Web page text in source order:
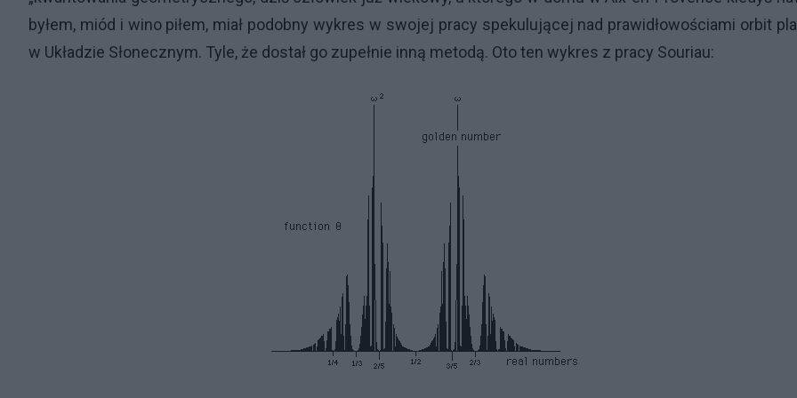
byłem, miód i wino piłem, miał podobny wykres w swojej pracy spekulującej nad prawidłowościami orbit
w Układzie Słonecznym. Tyle, że dostał go zupełnie inną metodą. Oto ten wykres z pracy Souriau: